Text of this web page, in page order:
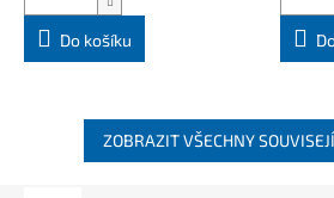
Do košíku
ZOBRAZIT VŠECHNY